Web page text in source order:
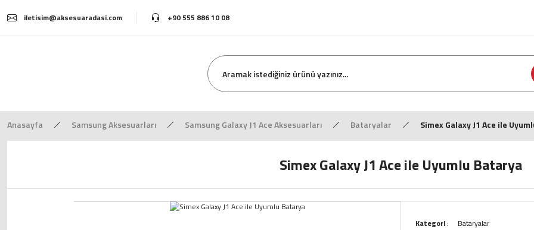
iletisim@aksesuaradasi.com +90 555 886 10 08
Anasayfa Samsung Aksesuarları Samsung Galaxy J1 Ace Aksesuarları Bataryalar Simex Galaxy J1 Ace ile
Simex Galaxy J1 Ace ile Uyumlu Batarya
Kategori
Bataryalar